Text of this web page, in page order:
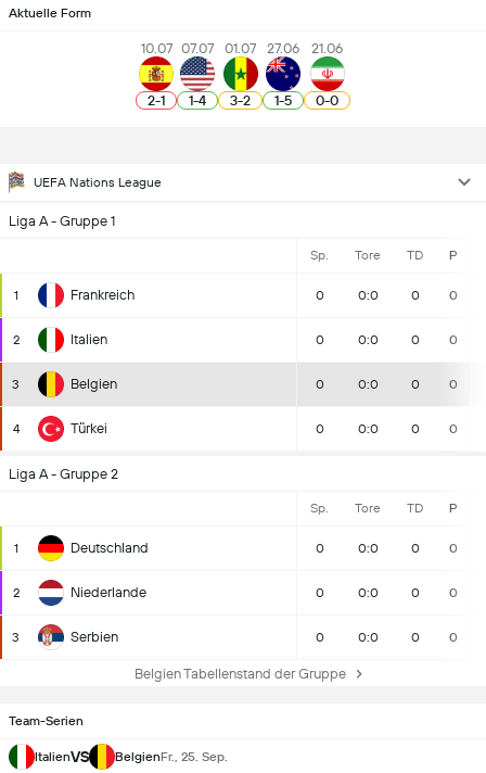
Aktuelle Form
10.07
2-1
07.07
1-4
01.07
3-2
27.06
1-5
21.06
0-0
UEFA Nations League
Liga A - Gruppe 1
Sp. Tore TD P
1 Frankreich 0 0:0 0 0
2 Italien 0 0:0 0 0
3 Belgien 0 0:0 0 0
4 Türkei 0 0:0 0 0
Liga A - Gruppe 2
Sp. Tore TD P
1 Deutschland 0 0:0 0 0
2 Niederlande 0 0:0 0 0
3 Serbien 0 0:0 0 0
Belgien Tabellenstand der Gruppe
Team-Serien
ItalienVS BelgienFr., 25. Sep.